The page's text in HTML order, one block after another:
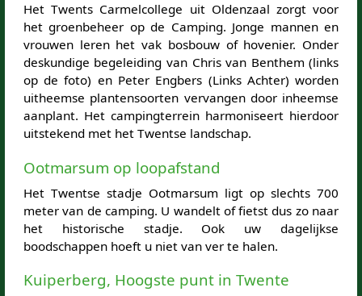
Het Twents Carmelcollege uit Oldenzaal zorgt voor
het groenbeheer op de Camping. Jonge mannen en
vrouwen leren het vak bosbouw of hovenier. Onder
deskundige begeleiding van Chris van Benthem (links
op de foto) en Peter Engbers (Links Achter) worden
uitheemse plantensoorten vervangen door inheemse
aanplant. Het campingterrein harmoniseert hierdoor
uitstekend met het Twentse landschap.
Ootmarsum op loopafstand
Het Twentse stadje Ootmarsum ligt op slechts 700
meter van de camping. U wandelt of fietst dus zo naar
het historische stadje. Ook uw dagelijkse
boodschappen hoeft u niet van ver te halen.
Kuiperberg, Hoogste punt in Twente